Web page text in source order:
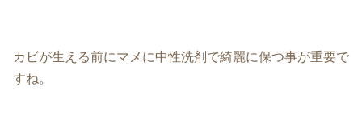
カビが生える前にマメに中性洗剤で綺麗に保つ事が重要で
すね。